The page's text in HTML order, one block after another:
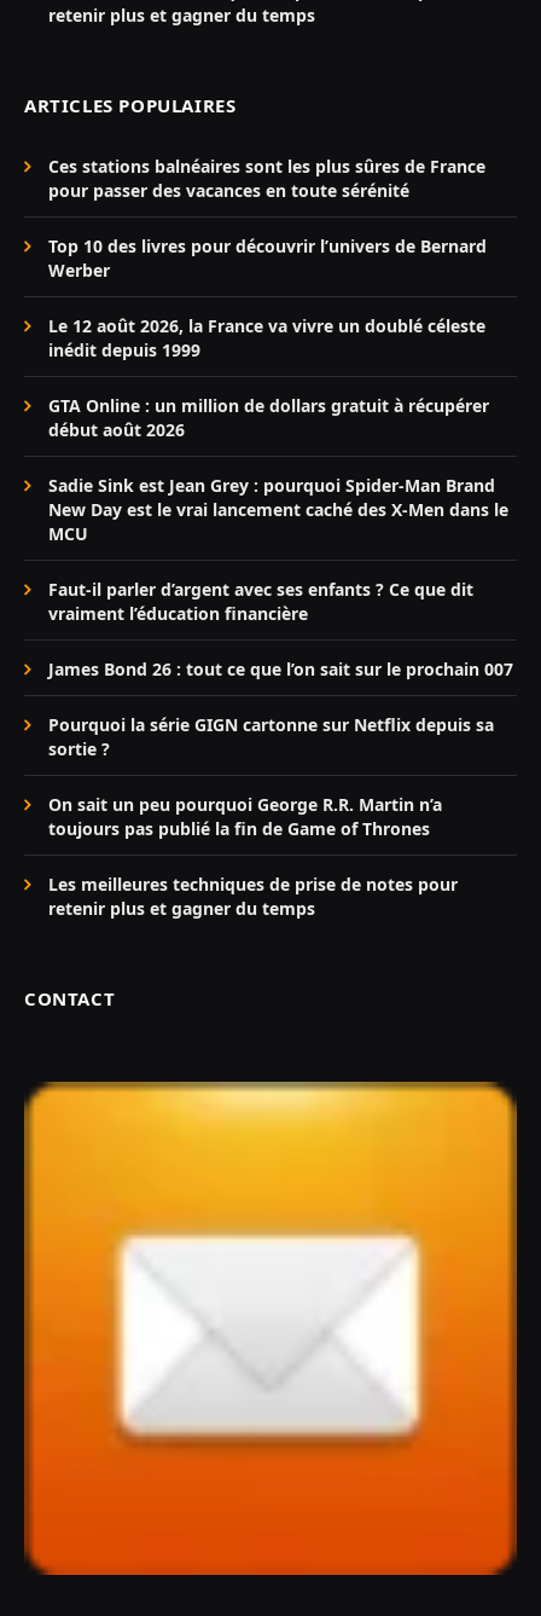
retenir plus et gagner du temps
ARTICLES POPULAIRES
Ces stations balnéaires sont les plus sûres de France
pour passer des vacances en toute sérénité
Top 10 des livres pour découvrir l’univers de Bernard
Werber
Le 12 août 2026, la France va vivre un doublé céleste
inédit depuis 1999
GTA Online : un million de dollars gratuit à récupérer
début août 2026
Sadie Sink est Jean Grey : pourquoi Spider-Man Brand
New Day est le vrai lancement caché des X-Men dans le
MCU
Faut-il parler d’argent avec ses enfants ? Ce que dit
vraiment l’éducation financière
James Bond 26 : tout ce que l’on sait sur le prochain 007
Pourquoi la série GIGN cartonne sur Netflix depuis sa
sortie ?
On sait un peu pourquoi George R.R. Martin n’a
toujours pas publié la fin de Game of Thrones
Les meilleures techniques de prise de notes pour
retenir plus et gagner du temps
CONTACT